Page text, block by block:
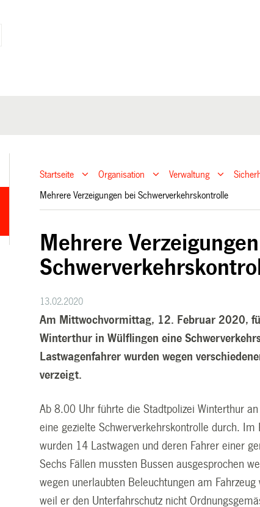
Startseite Organisation Verwaltung
Mehrere Verzeigungen bei Schwerverkehrskontrolle
Mehrere
13.02.2020
Am Mittwochvormittag, 12. Februar 2020,
Winterthur in Wülflingen eine
Lastwagenfahrer wurden wegen
verzeigt.
Ab 8.00 Uhr führte die Stadtpolizei Winterthur
eine gezielte Schwerverkehrskontrolle durch. Im
wurden 14 Lastwagen und deren Fahrer einer
Sechs Fällen mussten Bussen ausgesprochen
wegen unerlaubten Beleuchtungen am
weil er den Unterfahrschutz nicht